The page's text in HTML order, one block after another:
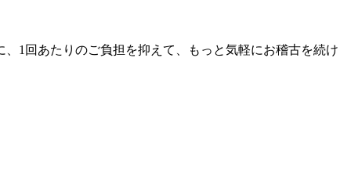
1回あたりのご負担を抑えて、もっと気軽にお稽古を続け